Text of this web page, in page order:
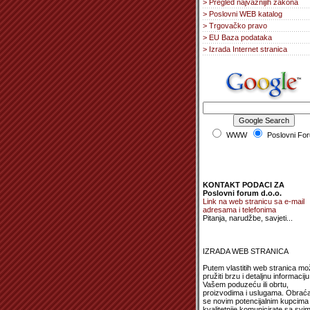
> Pregled najvažnijih zakona
> Poslovni WEB katalog
> Trgovačko pravo
> EU Baza podataka
> Izrada Internet stranica
WWW Poslovni
KONTAKT PODACI ZA
Poslovni forum d.o.o.
Link na web stranicu sa e-mail
adresama i telefonima
Pitanja, narudžbe, savjeti...
IZRADA WEB STRANICA
Putem vlastitih web stranica
pružiti brzu i detaljnu
Vašem poduzeću ili obrtu,
proizvodima i uslugama.
se novim potencijalnim kupcima